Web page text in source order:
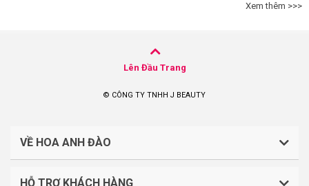
Xem thêm >>>
Lên Đầu Trang
© CÔNG TY TNHH J BEAUTY
VỀ HOA ANH ĐÀO
CÔNG TY TNHH J BEAUTY
HỖ TRỢ KHÁCH HÀNG